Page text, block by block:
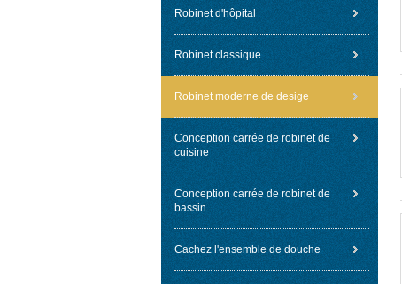
Robinet d'hôpital
Robinet classique
Robinet moderne de desige
Conception carrée de robinet de
cuisine
Conception carrée de robinet de
bassin
Cachez l'ensemble de douche